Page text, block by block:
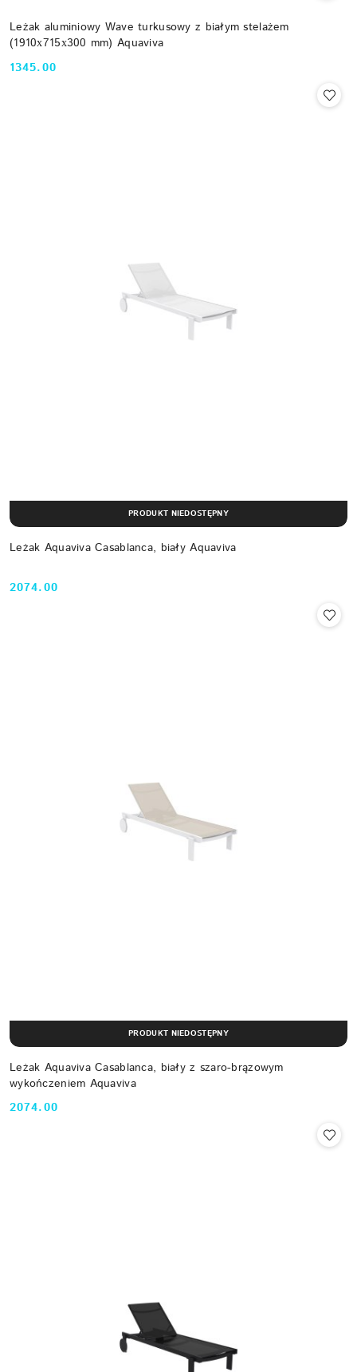
Leżak aluminiowy Wave turkusowy z białym stelażem
(1910х715х300 mm) Aquaviva
Cena:
1345.00
Leżak Aquaviva Casablanca, biały Aquaviva
Cena:
2074.00
PRODUKT NIEDOSTĘPNY
Leżak Aquaviva Casablanca, biały z szaro-brązowym
wykończeniem Aquaviva
Cena:
2074.00
PRODUKT NIEDOSTĘPNY